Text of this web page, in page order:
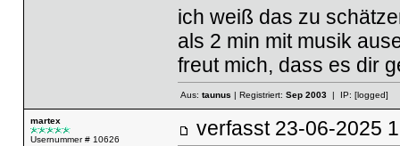
ich weiß das zu
als 2 min mit musik
freut mich, dass es dir
Aus: taunus | Registriert: Sep 2003| IP: [logged]
martex
Usernummer # 10626
verfasst 23-06-